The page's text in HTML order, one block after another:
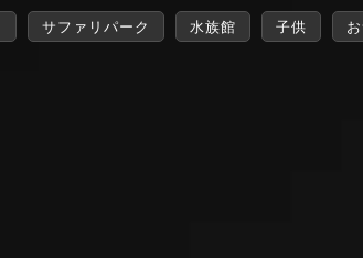
サファリパーク 水族館 子供